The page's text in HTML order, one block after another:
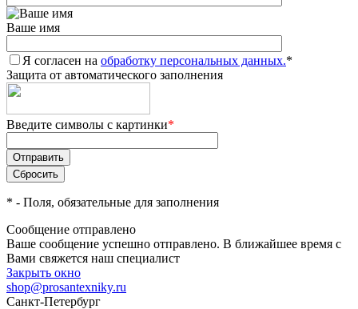
Ваше имя
Я согласен на обработку персональных данных.*
Защита от автоматического заполнения
Введите символы с картинки*
* - Поля, обязательные для заполнения
Сообщение отправлено
Ваше сообщение успешно отправлено. В ближайшее время с
Вами свяжется наш специалист
Закрыть окно
shop@prosantexniky.ru
Санкт-Петербург